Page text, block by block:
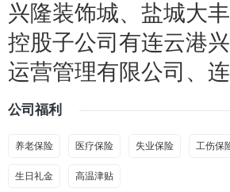
兴隆装饰城、盐城大
控股子公司有连云港
运营管理有限公司、
公司福利
养老保险 医疗保险 失业保险 工伤保
生日礼金 高温津贴